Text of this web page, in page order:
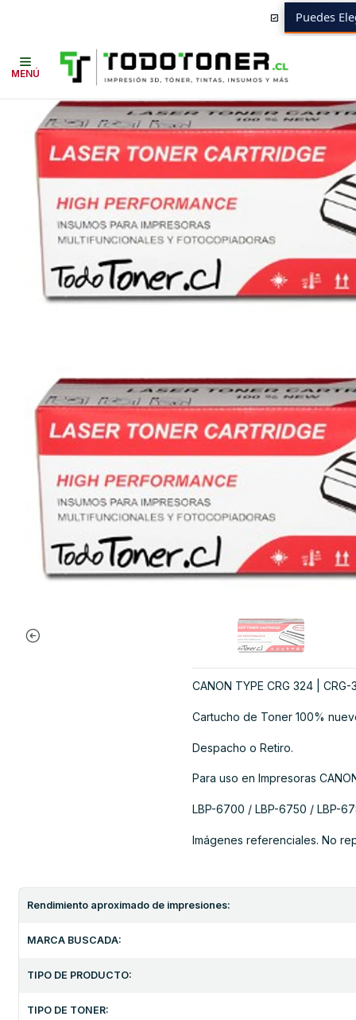
MENÚ
Puedes
Insumos CANON
CANON TYPE CRG 324 |
Cartucho de Toner 100%
Despacho o Retiro.
Para uso en Impresoras
LBP-6700 / LBP-6750 / LBP-
Imágenes referenciales. No
Rendimiento aproximado de impresiones:
MARCA BUSCADA:
TIPO DE PRODUCTO:
TIPO DE TONER: